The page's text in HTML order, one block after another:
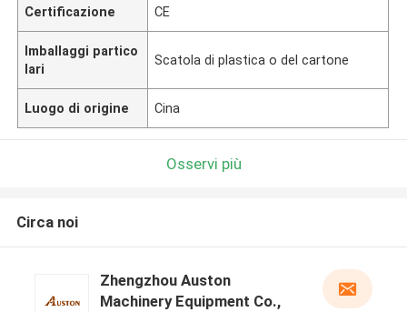
Certificazione CE
Imballaggi partico
lari
Scatola di plastica o del cartone
Luogo di origine Cina
Osservi più
Circa noi
Zhengzhou Auston
Machinery Equipment Co.,